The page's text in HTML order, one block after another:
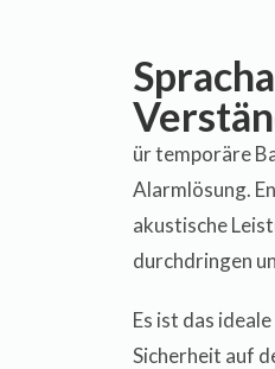
ür temporäre
Alarmlösung.
akustische
durchdringen
Es ist das
Sicherheit auf